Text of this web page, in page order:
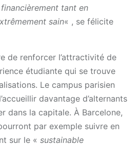
tant en
sain« , se félicite
de renforcer l’attractivité de
étudiante qui se trouve
Le campus parisien
davantage d’alternants
dans la capitale. À Barcelone,
par exemple suivre en
sur le « sustainable